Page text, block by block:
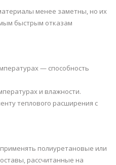
менее заметны, но их
быстрым отказам
— способность
и влажности.
теплового расширения с
полиуретановые или
рассчитанные на